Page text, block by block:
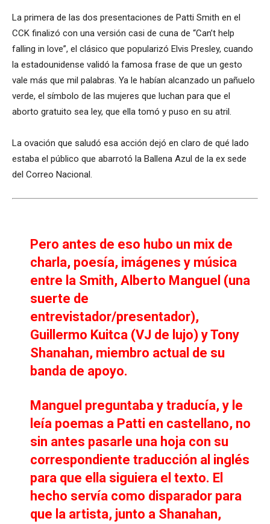
La primera de las dos presentaciones de Patti Smith en el
CCK finalizó con una versión casi de cuna de “Can’t help
falling in love”, el clásico que popularizó Elvis Presley, cuando
la estadounidense validó la famosa frase de que un gesto
vale más que mil palabras. Ya le habían alcanzado un pañuelo
verde, el símbolo de las mujeres que luchan para que el
aborto gratuito sea ley, que ella tomó y puso en su atril.
La ovación que saludó esa acción dejó en claro de qué lado
estaba el público que abarrotó la Ballena Azul de la ex sede
del Correo Nacional.
Pero antes de eso hubo un mix de
charla, poesía, imágenes y música
entre la Smith, Alberto Manguel (una
suerte de
entrevistador/presentador),
Guillermo Kuitca (VJ de lujo) y Tony
Shanahan, miembro actual de su
banda de apoyo.
Manguel preguntaba y traducía, y le
leía poemas a Patti en castellano, no
sin antes pasarle una hoja con su
correspondiente traducción al inglés
para que ella siguiera el texto. El
hecho servía como disparador para
que la artista, junto a Shanahan,